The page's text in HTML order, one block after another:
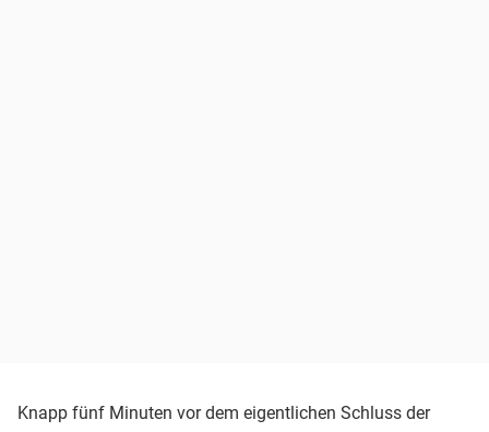
Knapp fünf Minuten vor dem eigentlichen Schluss der